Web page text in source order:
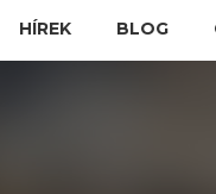
HÍREK BLOG